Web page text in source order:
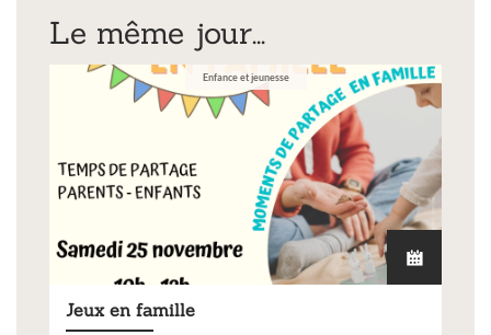
Le même jour...
Enfance et jeunesse
Jeux en famille